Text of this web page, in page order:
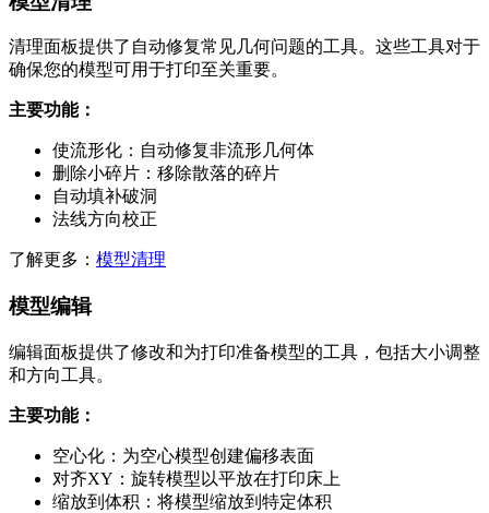
清理面板提供了自动修复常见几何问题的工具。这些工具对于
确保您的模型可用于打印至关重要。
主要功能：
使流形化：自动修复非流形几何体
删除小碎片：移除散落的碎片
自动填补破洞
法线方向校正
了解更多： 模型清理
模型编辑
编辑面板提供了修改和为打印准备模型的工具，包括大小调整
和方向工具。
主要功能：
空心化：为空心模型创建偏移表面
对齐XY：旋转模型以平放在打印床上
缩放到体积：将模型缩放到特定体积